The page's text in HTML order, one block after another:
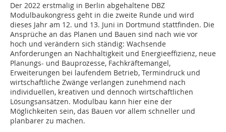
Der 2022 erstmalig in Berlin abgehaltene DBZ
Modulbaukongress geht in die zweite Runde und wird
dieses Jahr am 12. und 13. Juni in Dortmund stattfinden. Die
Ansprüche an das Planen und Bauen sind nach wie vor
hoch und verändern sich ständig: Wachsende
Anforderungen an Nachhaltigkeit und Energieeffizienz, neue
Planungs- und Bauprozesse, Fachkräftemangel,
Erweiterungen bei laufendem Betrieb, Termindruck und
wirtschaftliche Zwänge verlangen zunehmend nach
individuellen, kreativen und dennoch wirtschaftlichen
Lösungsansätzen. Modulbau kann hier eine der
Möglichkeiten sein, das Bauen vor allem schneller und
planbarer zu machen.